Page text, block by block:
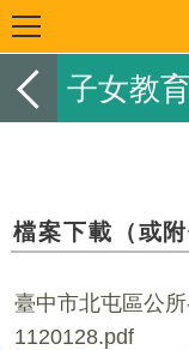
子女教
檔案下載（或附
臺中市北屯區公
1120128.pdf